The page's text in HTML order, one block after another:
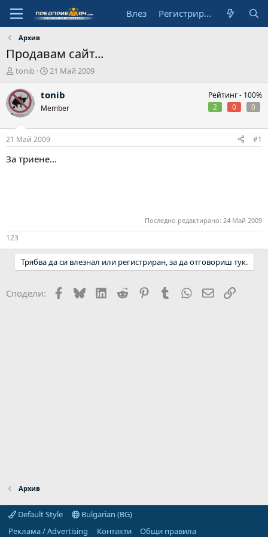
Влез Регистрирай се
Архив
Продавам сайт...
А
т
о
р
tonib
Н
ч
л
а
д
а
21 Май 2009
tonib
Member
Рейтинг - 100%
2
0 0
21 Май 2009 #1
За триене...
Последно редактирано: 24 Май 2009
123
Трябва да си влезнал или регистриран, за да отговориш тук.
Сподели: Facebook
BlueskyLinkedIn
Reddit PinterestTumblr WhatsApp
EmailLink
Архив
Default Style
Bulgarian (BG)
Реклама / Advertising
Контакти
Общи правила